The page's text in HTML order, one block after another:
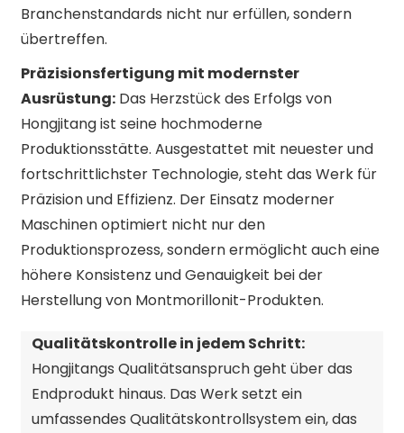
Branchenstandards nicht nur erfüllen, sondern
übertreffen.
Präzisionsfertigung mit modernster
Ausrüstung:Das Herzstück des Erfolgs von
Hongjitang ist seine hochmoderne
Produktionsstätte. Ausgestattet mit neuester und
fortschrittlichster Technologie, steht das Werk für
Präzision und Effizienz. Der Einsatz moderner
Maschinen optimiert nicht nur den
Produktionsprozess, sondern ermöglicht auch eine
höhere Konsistenz und Genauigkeit bei der
Herstellung von Montmorillonit-Produkten.
Qualitätskontrolle in jedem Schritt:
Hongjitangs Qualitätsanspruch geht über das
Endprodukt hinaus. Das Werk setzt ein
umfassendes Qualitätskontrollsystem ein, das